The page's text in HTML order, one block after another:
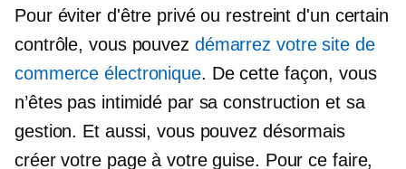
Pour éviter d'être privé ou restreint d'un certain
contrôle, vous pouvez démarrez votre site de
commerce électronique. De cette façon, vous
n’êtes pas intimidé par sa construction et sa
gestion. Et aussi, vous pouvez désormais
créer votre page à votre guise. Pour ce faire,